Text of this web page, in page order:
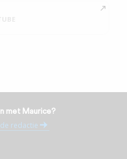
met Maurice?
redactie